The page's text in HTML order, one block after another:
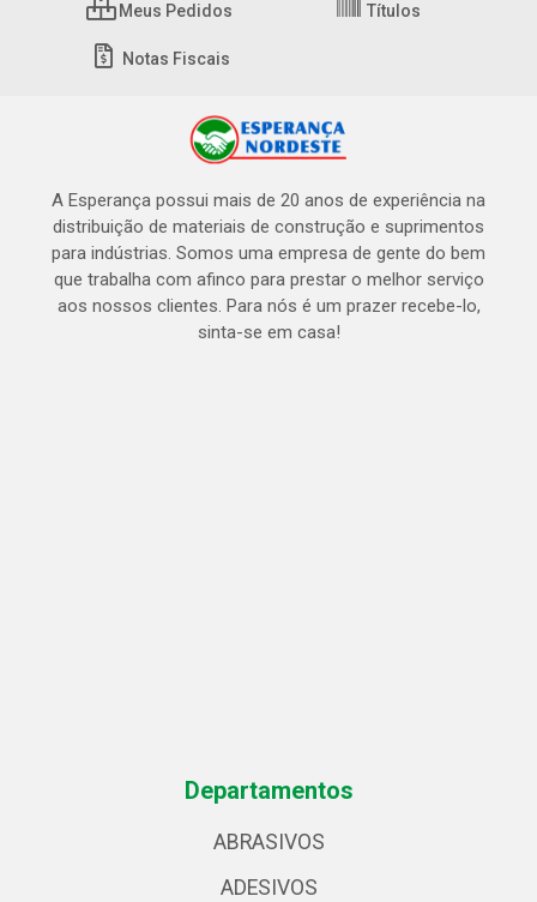
Meus Pedidos Títulos
Notas Fiscais
A Esperança possui mais de 20 anos de experiência na
distribuição de materiais de construção e suprimentos
para indústrias. Somos uma empresa de gente do bem
que trabalha com afinco para prestar o melhor serviço
aos nossos clientes. Para nós é um prazer recebe-lo,
sinta-se em casa!
Departamentos
ABRASIVOS
ADESIVOS